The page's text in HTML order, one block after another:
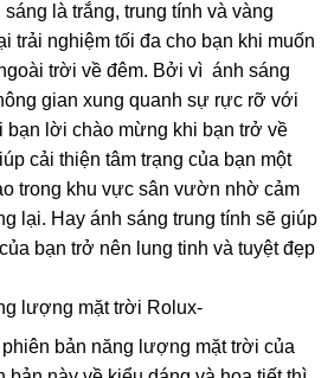
là trắng, trung tính và vàng
trải nghiệm tối đa cho bạn khi muốn
trời về đêm. Bởi vì ánh sáng
gian xung quanh sự rực rỡ với
bạn lời chào mừng khi bạn trở về
cải thiện tâm trạng của bạn một
trong khu vực sân vườn nhờ cảm
lại. Hay ánh sáng trung tính sẽ giúp
bạn trở nên lung tinh và tuyệt đẹp
lượng mặt trời Rolux-
bản năng lượng mặt trời của